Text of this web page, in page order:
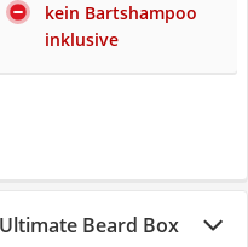
kein Bartshampoo
inklusive
Beard Box